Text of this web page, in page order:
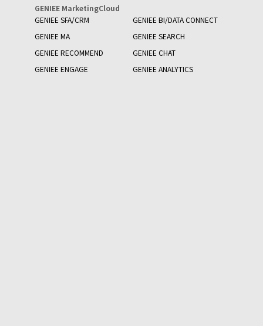
GENIEE MarketingCloud
GENIEE SFA/CRM
GENIEE BI/DATA CONNECT
GENIEE MA
GENIEE SEARCH
GENIEE RECOMMEND
GENIEE CHAT
GENIEE ENGAGE
GENIEE ANALYTICS